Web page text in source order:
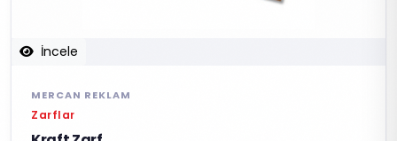
İncele
MERCAN REKLAM
Zarflar